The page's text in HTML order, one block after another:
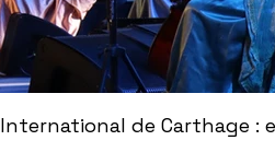
de Carthage